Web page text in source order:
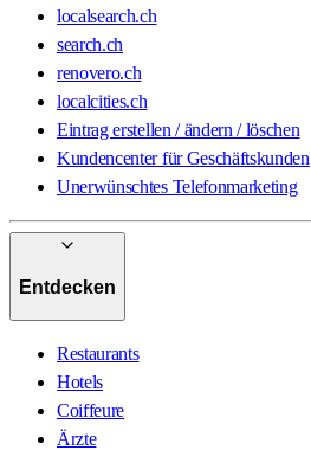
localsearch.ch
search.ch
renovero.ch
localcities.ch
Eintrag erstellen / ändern / löschen
Kundencenter für Geschäftskunden
Unerwünschtes Telefonmarketing
Entdecken
Restaurants
Hotels
Coiffeure
Ärzte